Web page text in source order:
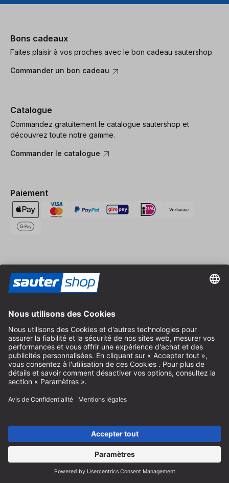
Bons cadeaux
Faites plaisir à vos proches avec le bon cadeau sautershop.
Commander un bon cadeau
Catalogue
Commandez gratuitement le catalogue sautershop et
découvrez toute notre gamme.
Commander le catalogue
Paiement
Contact
Conseil spécialisé
+49 (0) 8152 92898-80
info@sautershop.com
Accueil téléphonique du lundi au vendredi
08:30 - 12:30 & 14:00 - 16:30